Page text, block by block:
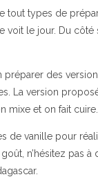
tout types de
voit le jour. Du
préparer des
La version
mixe et on fait
de vanille pour
n’hésitez pas à